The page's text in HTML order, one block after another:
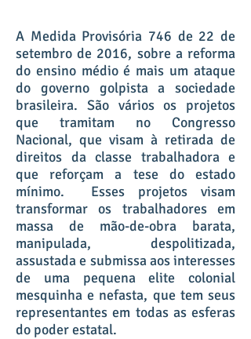
A Medida Provisória 746 de 22 de
setembro de 2016, sobre a reforma
do ensino médio é mais um ataque
do governo golpista a sociedade
brasileira. São vários os projetos
que tramitam no Congresso
Nacional, que visam à retirada de
direitos da classe trabalhadora e
que reforçam a tese do estado
mínimo. Esses projetos visam
transformar os trabalhadores em
massa de mão-de-obra barata,
manipulada, despolitizada,
assustada e submissa aos interesses
de uma pequena elite colonial
mesquinha e nefasta, que tem seus
representantes em todas as esferas
do poder estatal.